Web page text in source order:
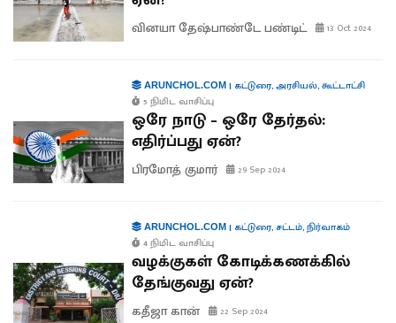
வினயா தேஷ்பாண்டே பண்டிட் 13 Oct 2024
ARUNCHOL.COM| கட்டுரை,அரசியல்,கூட்டாட்சி
5 நிமிட வாசிப்பு
ஒரே நாடு – ஒரே தேர்தல்:
எதிர்ப்பது ஏன்?
பிரமோத் குமார் 29 Sep 2024
ARUNCHOL.COM| கட்டுரை, சட்டம்,நிர்வாகம்
4 நிமிட வாசிப்பு
வழக்குகள் கோடிக்கணக்கில்
தேங்குவது ஏன்?
கதீஜா கான் 22 Sep 2024